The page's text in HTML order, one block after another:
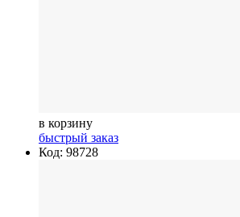
в корзину
быстрый заказ
Код: 98728